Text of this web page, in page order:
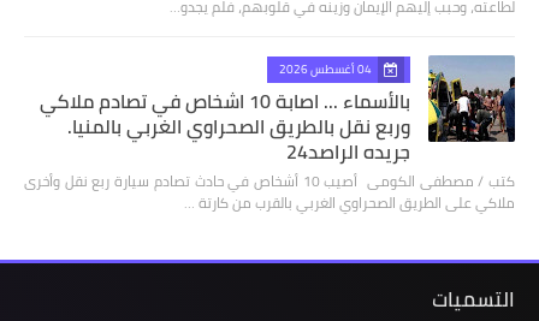
لطاعته، وحبب إليهم الإيمان وزينه في قلوبهم، فلم يجدو…
04 أغسطس 2026
بالأسماء ... اصابة 10 اشخاص في تصادم ملاكي
وربع نقل بالطريق الصحراوي الغربي بالمنيا.
جريده الراصد24
كتب / مصطفى الكومى أصيب 10 أشخاص في حادث تصادم سيارة ربع نقل وأخرى
ملاكي على الطريق الصحراوي الغربي بالقرب من كارتة …
التسميات